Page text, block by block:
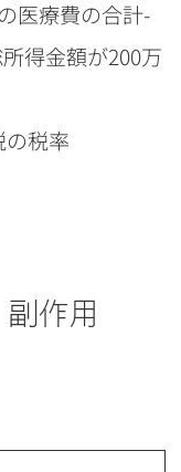
医療費の合計-
得金額が200万
税率
作用